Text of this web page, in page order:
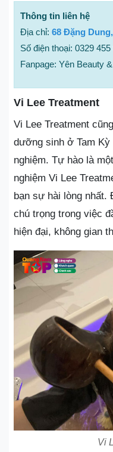
Thông tin liên hệ
Địa chỉ: 68 Đặng
Số điện thoại: 0329 455
Fanpage: Yên Beauty
Vi Lee Treatment
Vi Lee Treatment
dưỡng sinh ở Tam Kỳ
nghiệm. Tự hào là
nghiệm Vi Lee
bạn sự hài lòng nhất.
chú trọng trong việc
hiện đại, không gian
Vi